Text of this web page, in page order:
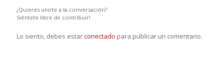
¿Quieres unirte a la conversación?
Siéntete libre de contribuir!
Lo siento, debes estarconectado para publicar un comentario.